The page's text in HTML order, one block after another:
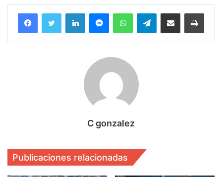
FacebookTwitter LinkedInMessengerWhatsAppTelegramCompartir por correo electrónico
C gonzalez
Publicaciones relacionadas